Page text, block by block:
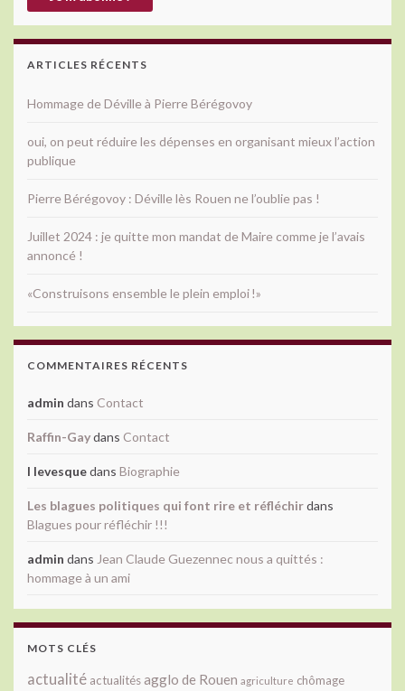
ARTICLES RÉCENTS
Hommage de Déville à Pierre Bérégovoy
oui, on peut réduire les dépenses en organisant mieux l’action
publique
Pierre Bérégovoy : Déville lès Rouen ne l’oublie pas !
Juillet 2024 : je quitte mon mandat de Maire comme je l’avais
annoncé !
«Construisons ensemble le plein emploi !»
COMMENTAIRES RÉCENTS
admin dans Contact
Raffin-Gaydans Contact
l levesquedans Biographie
Les blagues politiques qui font rire et réfléchirdans
Blagues pour réfléchir !!!
admin dans Jean Claude Guezennec nous a quittés :
hommage à un ami
MOTS CLÉS
actualité actualitésagglo de Rouen agriculture chômage